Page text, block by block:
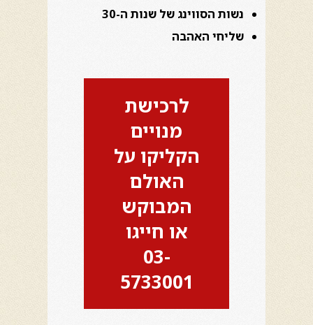
נשות הסווינג של שנות ה-30
שליחי האהבה
לרכישת
מנויים
הקליקו על
האולם
המבוקש
או חייגו
03-
5733001